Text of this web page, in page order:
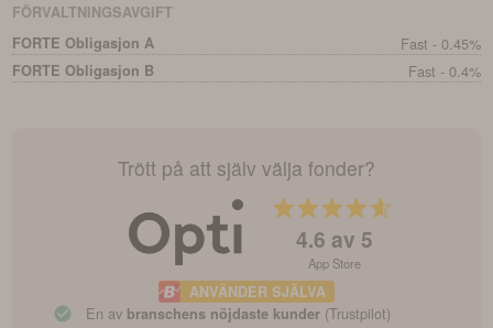
FÖRVALTNINGSAVGIFT
FORTE Obligasjon A
Fast - 0.45%
FORTE Obligasjon B Fast - 0.4%
Trött på att själv välja fonder?
4.6 av 5
App Store
ANVÄNDER SJÄLVA
En av branschens nöjdaste kunder (Trustpilot)